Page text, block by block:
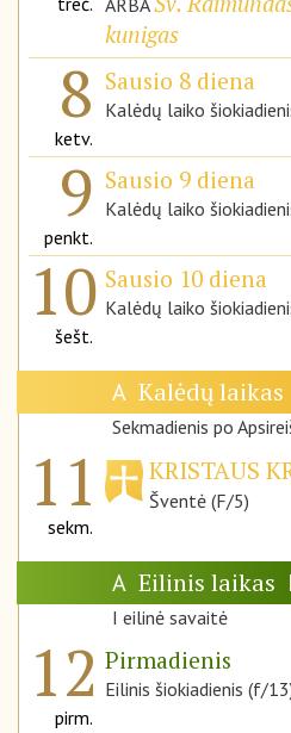
ARBA
kunigas
8
ketv.
Sausio 8 diena
Kalėdų laiko
9
penkt.
Sausio 9 diena
Kalėdų laiko
10
šešt.
Sausio 10 diena
Kalėdų laiko
A Kalėdų laikas
Sekmadienis po
11
sekm.
KRISTAUS
Šventė (F/5)
A Eilinis laikas
I eilinė savaitė
12
pirm.
Pirmadienis
Eilinis šiokiadienis (f/